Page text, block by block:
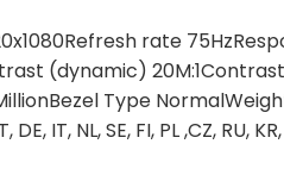
rate
(dynamic)
Type
IT, NL, SE, FI, PL ,CZ,